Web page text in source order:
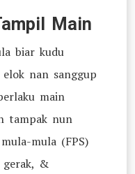
Main
biar kudu
nan sanggup
main
tampak nun
mula (FPS)
gerak, &